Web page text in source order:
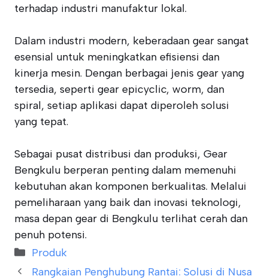
terhadap industri manufaktur lokal.
Dalam industri modern, keberadaan gear sangat
esensial untuk meningkatkan efisiensi dan
kinerja mesin. Dengan berbagai jenis gear yang
tersedia, seperti gear epicyclic, worm, dan
spiral, setiap aplikasi dapat diperoleh solusi
yang tepat.
Sebagai pusat distribusi dan produksi, Gear
Bengkulu berperan penting dalam memenuhi
kebutuhan akan komponen berkualitas. Melalui
pemeliharaan yang baik dan inovasi teknologi,
masa depan gear di Bengkulu terlihat cerah dan
penuh potensi.
Categories
Produk
Rangkaian Penghubung Rantai: Solusi di Nusa